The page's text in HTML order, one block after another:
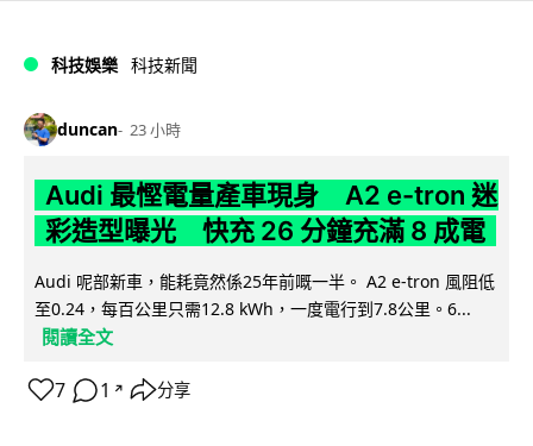
科技娛樂 科技新聞
duncan 23 小時
Audi 最慳電量產車現身 A2 e-tron 迷
彩造型曝光 快充 26 分鐘充滿 8 成電
Audi 呢部新車，能耗竟然係25年前嘅一半。 A2 e-tron 風阻低
至0.24，每百公里只需12.8 kWh，一度電行到7.8公里。6...
閱讀全文
7 1 ↗ 分享